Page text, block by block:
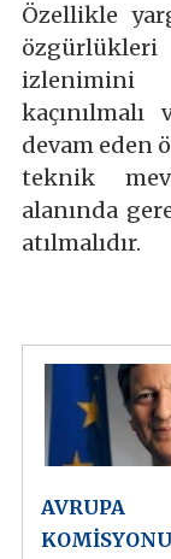
Özellikle
izlenimini
devam eden
teknik
alanında
atılmalıdır.
AVRUPA
KOMİSYONU